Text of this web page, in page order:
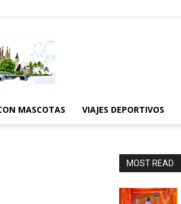
MASCOTAS VIAJES DEPORTIVOS
MOST READ